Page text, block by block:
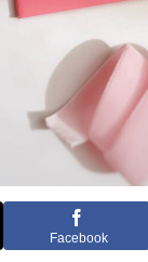
Facebook